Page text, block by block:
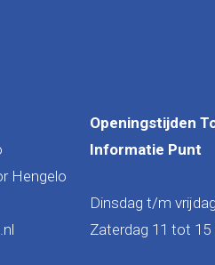
Hengelo
Openingstijden
Informatie Punt
Dinsdag t/m
Zaterdag 11 tot 15